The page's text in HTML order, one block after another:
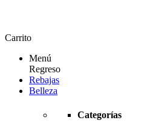
Carrito
Menú
Regreso
Rebajas
Belleza
Categorías